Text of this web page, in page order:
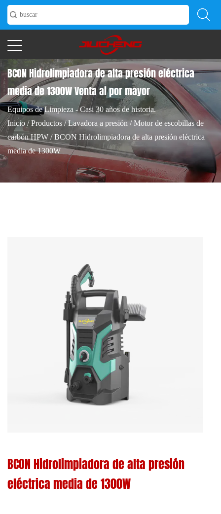
BCON Hidrolimpiadora de alta presión eléctrica
media de 1300W Venta al por mayor
Equipos de Limpieza - Casi 30 años de historia.
Inicio /Productos/Lavadora a presión /Motor de escobillas de
carbón HPW /BCON Hidrolimpiadora de alta presión eléctrica
media de 1300W
BCON Hidrolimpiadora de alta presión
eléctrica media de 1300W